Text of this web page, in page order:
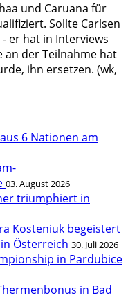
und Caruana für
Sollte Carlsen
er hat in Interviews
an der Teilnahme hat
ihn ersetzen. (wk,
6 Nationen am
03. August 2026
triumphiert in
Kosteniuk begeistert
Österreich 30. Juli 2026
in Pardubice
in Bad